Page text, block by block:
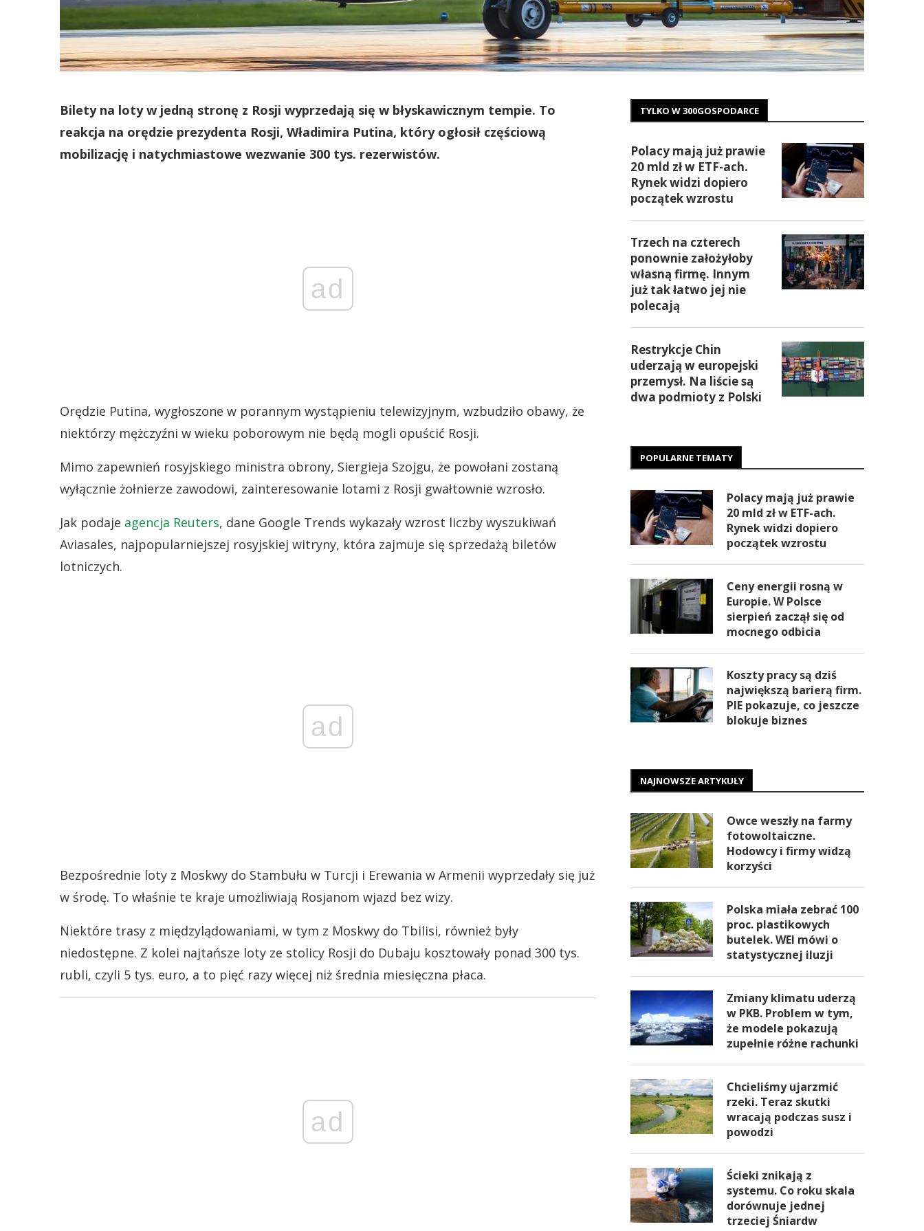
Bilety na loty w jedną stronę z Rosji wyprzedają się w błyskawicznym tempie. To
reakcja na orędzie prezydenta Rosji, Władimira Putina, który ogłosił częściową
mobilizację i natychmiastowe wezwanie 300 tys. rezerwistów.
ad
Orędzie Putina, wygłoszone w porannym wystąpieniu telewizyjnym, wzbudziło obawy, że
niektórzy mężczyźni w wieku poborowym nie będą mogli opuścić Rosji.
Mimo zapewnień rosyjskiego ministra obrony, Siergieja Szojgu, że powołani zostaną
wyłącznie żołnierze zawodowi, zainteresowanie lotami z Rosji gwałtownie wzrosło.
Jak podaje agencja Reuters, dane Google Trends wykazały wzrost liczby wyszukiwań
Aviasales, najpopularniejszej rosyjskiej witryny, która zajmuje się sprzedażą biletów
lotniczych.
ad
Bezpośrednie loty z Moskwy do Stambułu w Turcji i Erewania w Armenii wyprzedały się już
w środę. To właśnie te kraje umożliwiają Rosjanom wjazd bez wizy.
Niektóre trasy z międzylądowaniami, w tym z Moskwy do Tbilisi, również były
niedostępne. Z kolei najtańsze loty ze stolicy Rosji do Dubaju kosztowały ponad 300 tys.
rubli, czyli 5 tys. euro, a to pięć razy więcej niż średnia miesięczna płaca.
ad
TYLKO W 300GOSPODARCE
Polacy mają już prawie
20 mld zł w ETF-ach.
Rynek widzi dopiero
początek wzrostu
Trzech na czterech
ponownie założyłoby
własną firmę. Innym
już tak łatwo jej nie
polecają
Restrykcje Chin
uderzają w europejski
przemysł. Na liście są
dwa podmioty z Polski
POPULARNE TEMATY
Polacy mają już prawie
20 mld zł w ETF-ach.
Rynek widzi dopiero
początek wzrostu
Ceny energii rosną w
Europie. W Polsce
sierpień zaczął się od
mocnego odbicia
Koszty pracy są dziś
największą barierą firm.
PIE pokazuje, co jeszcze
blokuje biznes
NAJNOWSZE ARTYKUŁY
Owce weszły na farmy
fotowoltaiczne.
Hodowcy i firmy widzą
korzyści
Polska miała zebrać 100
proc. plastikowych
butelek. WEI mówi o
statystycznej iluzji
Zmiany klimatu uderzą
w PKB. Problem w tym,
że modele pokazują
zupełnie różne rachunki
Chcieliśmy ujarzmić
rzeki. Teraz skutki
wracają podczas susz i
powodzi
Ścieki znikają z
systemu. Co roku skala
dorównuje jednej
trzeciej Śniardw